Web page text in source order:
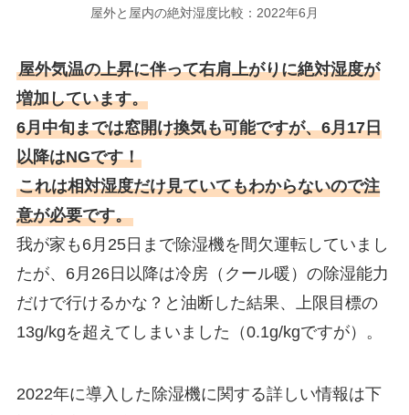
屋外と屋内の絶対湿度比較：2022年6月
屋外気温の上昇に伴って右肩上がりに絶対湿度が
増加しています。
6月中旬までは窓開け換気も可能ですが、6月17日
以降はNGです！
これは相対湿度だけ見ていてもわからないので注
意が必要です。
我が家も6月25日まで除湿機を間欠運転していまし
たが、6月26日以降は冷房（クール暖）の除湿能力
だけで行けるかな？と油断した結果、上限目標の
13g/kgを超えてしまいました（0.1g/kgですが）。
2022年に導入した除湿機に関する詳しい情報は下